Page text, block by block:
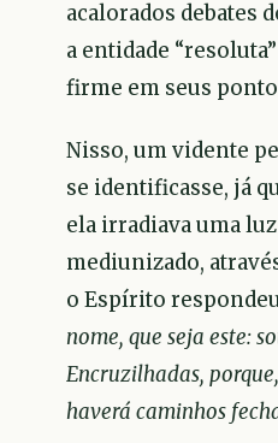
acalorados debates
a entidade
firme em seus
Nisso, um vidente
se identificasse, já
ela irradiava uma
mediunizado,
o Espírito
nome, que seja este:
Encruzilhadas,
haverá caminhos